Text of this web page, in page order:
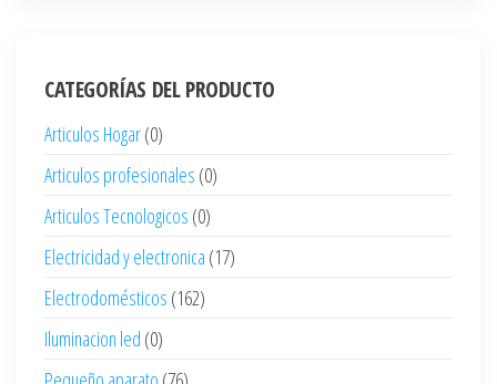
CATEGORÍAS DEL PRODUCTO
Articulos Hogar(0)
Articulos profesionales (0)
Articulos Tecnologicos (0)
Electricidad y electronica (17)
Electrodomésticos (162)
Iluminacion led (0)